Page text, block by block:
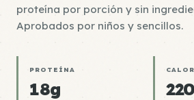
proteína por porción y sin
Aprobados por niños y sencillos.
PROTEÍNA
18g 220